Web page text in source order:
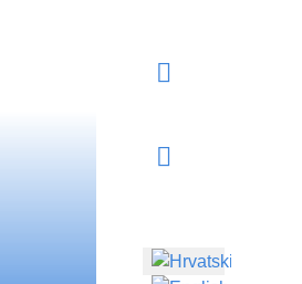
Odaberite svoj jezik